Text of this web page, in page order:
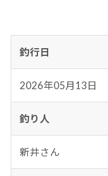
釣行日
2026年05月13日
釣り人
新井さん